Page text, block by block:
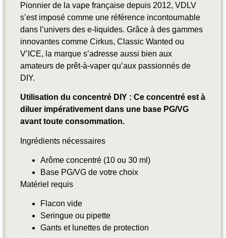
Pionnier de la vape française depuis 2012, VDLV
s’est imposé comme une référence incontournable
dans l’univers des e-liquides. Grâce à des gammes
innovantes comme Cirkus, Classic Wanted ou
V’ICE, la marque s’adresse aussi bien aux
amateurs de prêt-à-vaper qu’aux passionnés de
DIY.
Utilisation du concentré DIY : Ce concentré est à
diluer impérativement dans une base PG/VG
avant toute consommation.
Ingrédients nécessaires
Arôme concentré (10 ou 30 ml)
Base PG/VG de votre choix
Matériel requis
Flacon vide
Seringue ou pipette
Gants et lunettes de protection